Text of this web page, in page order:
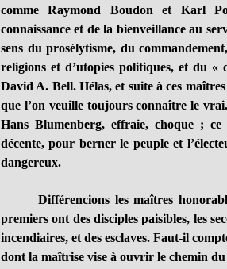
comme Raymond Boudon et Karl
connaissance et de la bienveillance au
sens du prosélytisme, du
religions et d’utopies politiques, et du
David A. Bell. Hélas, et suite à ces
que l’on veuille toujours connaître le
Hans Blumenberg, effraie, choque ;
décente, pour berner le peuple et
dangereux.
Différencions les maîtres
premiers ont des disciples paisibles, les
incendiaires, et des esclaves. Faut-il
dont la maîtrise vise à ouvrir le chemin